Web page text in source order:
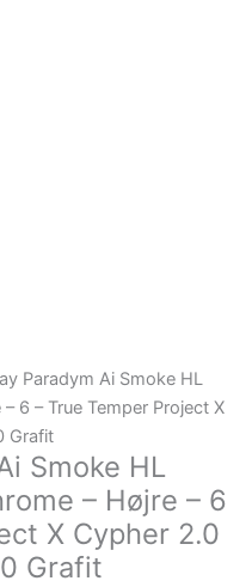
Paradym Ai Smoke HL
6 – True Temper Project X
Grafit
Smoke HL
– Højre – 6
X Cypher 2.0
Grafit